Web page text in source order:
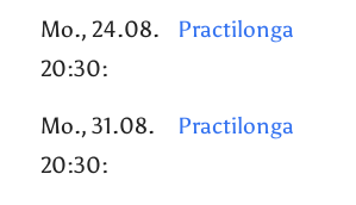
Mo., 24.08.
20:30:
Practilonga
Mo., 31.08.
20:30:
Practilonga